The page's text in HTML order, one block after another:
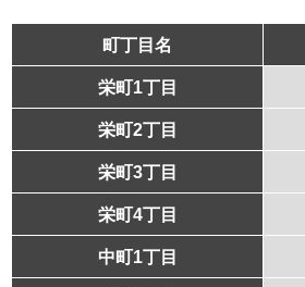
町丁目名
栄町1丁目
栄町2丁目
栄町3丁目
栄町4丁目
中町1丁目